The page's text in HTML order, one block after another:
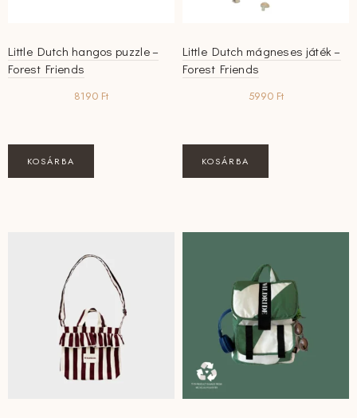
Little Dutch hangos puzzle –
Forest Friends
8190 Ft
KOSÁRBA
Little Dutch mágneses játék –
Forest Friends
5990 Ft
KOSÁRBA